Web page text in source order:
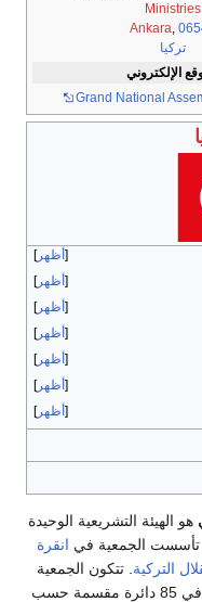
Ministries
Ankara,
تركيا
الإلكتروني
Grand National
أظهر
أظهر
أظهر
أظهر
أظهر
أظهر
أظهر
هو الهيئة التشريعية الوحيدة
. تأسست الجمعية في انقرة
التركية . تتكون الجمعية
من 550 عضواً ينتخبون كل خمس سنوات في 85 دائرة مقسمة حسب